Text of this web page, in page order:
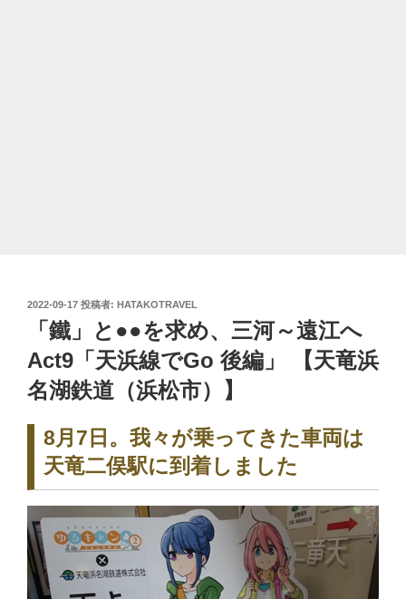
投
2022-09-17 投稿者: HATAKOTRAVEL
「鐵」と●●を求め、三河～遠江へ
Act9「天浜線でGo 後編」 【天竜浜
名湖鉄道（浜松市）】
8月7日。我々が乗ってきた車両は
天竜二俣駅に到着しました